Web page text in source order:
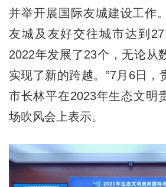
并举开展国际友城建设工作
友城及友好交往城市达到
2022年发展了23个，无论从
实现了新的跨越。”7月6日，
市长林平在2023年生态文明
场吹风会上表示。